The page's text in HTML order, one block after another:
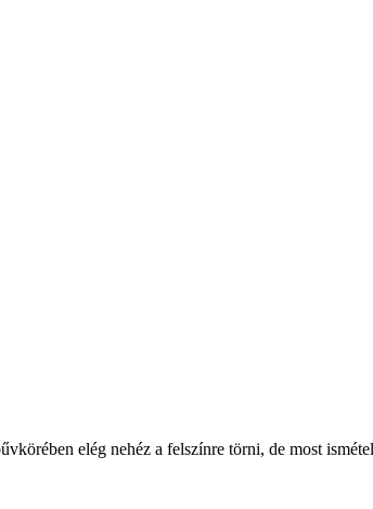
elég nehéz a felszínre törni, de most